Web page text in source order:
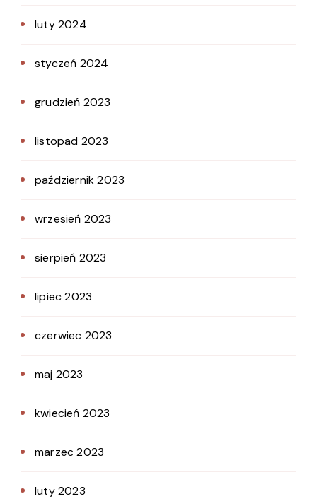
luty 2024
styczeń 2024
grudzień 2023
listopad 2023
październik 2023
wrzesień 2023
sierpień 2023
lipiec 2023
czerwiec 2023
maj 2023
kwiecień 2023
marzec 2023
luty 2023